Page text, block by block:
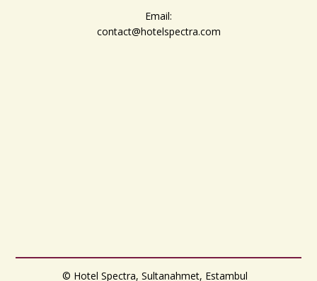
Email:
contact@hotelspectra.com
© Hotel Spectra, Sultanahmet, Estambul